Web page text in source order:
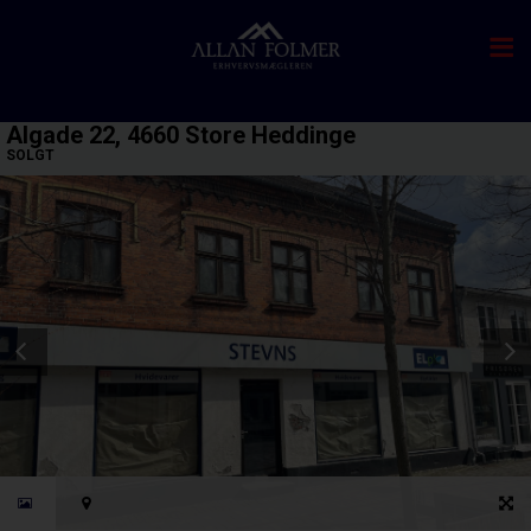
Algade 22, 4660 Store Heddinge
SOLGT